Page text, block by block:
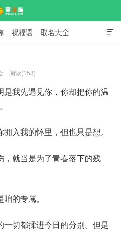

祝福语 取名大全
阅读(153)
我先遇见你，你却把你的温
入我的怀里，但也只是想。
就当是为了青春落下的残
的专属。
切都揉进今日的分别。但是